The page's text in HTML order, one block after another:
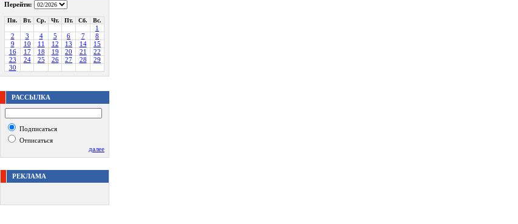
Перейти:
Пн. Вт. Ср. Чт. Пт. Сб. Вс.
1
2
3 4 5 6 7
8
9
10 11 12 13 14
15
16
17 18 19 20 21
22
23
24 25 26 27 28
29
30
РАССЫЛКА
Подписаться
Отписаться
далее
РЕКЛАМА